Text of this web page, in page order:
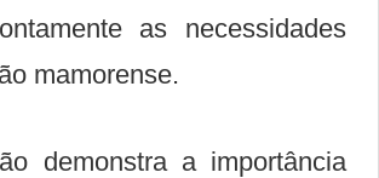
as necessidades
mamorense.
demonstra a importância